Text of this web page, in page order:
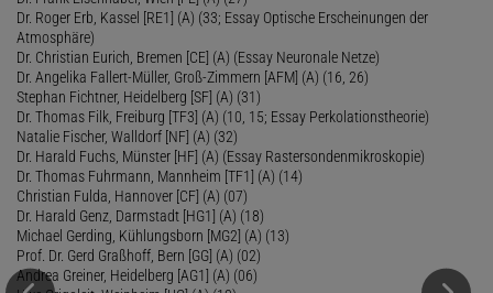
Dr. Roger Erb, Kassel [RE1] (A) (33; Essay Optische Erscheinungen der
Atmosphäre)
Dr. Christian Eurich, Bremen [CE] (A) (Essay Neuronale Netze)
Dr. Angelika Fallert-Müller, Groß-Zimmern [AFM] (A) (16, 26)
Stephan Fichtner, Heidelberg [SF] (A) (31)
Dr. Thomas Filk, Freiburg [TF3] (A) (10, 15; Essay Perkolationstheorie)
Natalie Fischer, Walldorf [NF] (A) (32)
Dr. Harald Fuchs, Münster [HF] (A) (Essay Rastersondenmikroskopie)
Dr. Thomas Fuhrmann, Mannheim [TF1] (A) (14)
Christian Fulda, Hannover [CF] (A) (07)
Dr. Harald Genz, Darmstadt [HG1] (A) (18)
Michael Gerding, Kühlungsborn [MG2] (A) (13)
Prof. Dr. Gerd Graßhoff, Bern [GG] (A) (02)
Andrea Greiner, Heidelberg [AG1] (A) (06)